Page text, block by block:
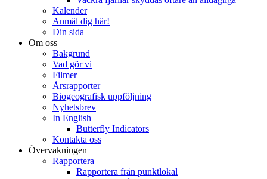
Kalender
Anmäl dig här!
Din sida
Om oss
Bakgrund
Vad gör vi
Filmer
Årsrapporter
Biogeografisk uppföljning
Nyhetsbrev
In English
Butterfly Indicators
Kontakta oss
Övervakningen
Rapportera
Rapportera från punktlokal